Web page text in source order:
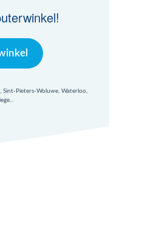
Sint-Pieters-Woluwe, Waterloo,